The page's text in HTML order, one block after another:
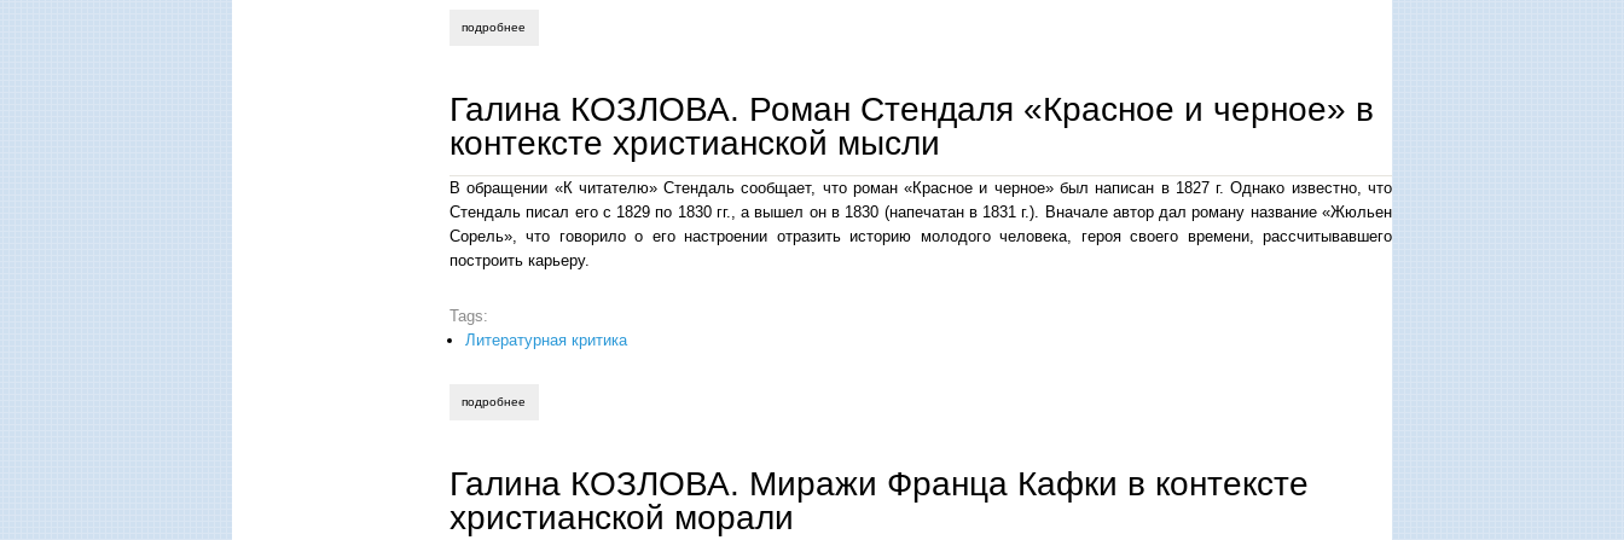
подробнее
Галина КОЗЛОВА. Роман Стендаля «Красное и черное» в
контексте христианской мысли
В обращении «К читателю» Стендаль сообщает, что роман «Красное и черное» был написан в 1827 г. Однако известно, что
Стендаль писал его с 1829 по 1830 гг., а вышел он в 1830 (напечатан в 1831 г.). Вначале автор дал роману название «Жюльен
Сорель», что говорило о его настроении отразить историю молодого человека, героя своего времени, рассчитывавшего
построить карьеру.
Tags:
Литературная критика
подробнее
Галина КОЗЛОВА. Миражи Франца Кафки в контексте
христианской морали